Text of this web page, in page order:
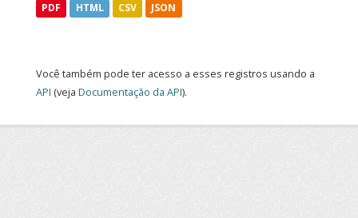
PDF HTML CSV JSON
Você também pode ter acesso a esses registros usando a
API (veja Documentação da API).